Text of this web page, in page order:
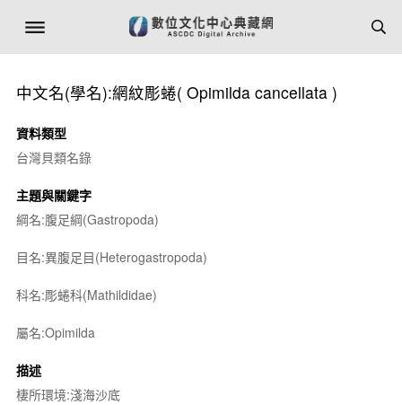
中文名(學名):網紋彫蜷( Opimilda cancellata)
資料類型
台灣貝類名錄
主題與關鍵字
綱名:腹足綱(Gastropoda)
目名:異腹足目(Heterogastropoda)
科名:彫蜷科(Mathildidae)
屬名:Opimilda
描述
棲所環境:淺海沙底